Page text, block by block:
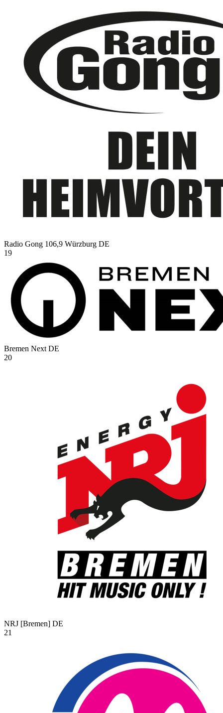
Radio Gong 106,9 Würzburg DE
19
Bremen Next DE
20
NRJ [Bremen] DE
21